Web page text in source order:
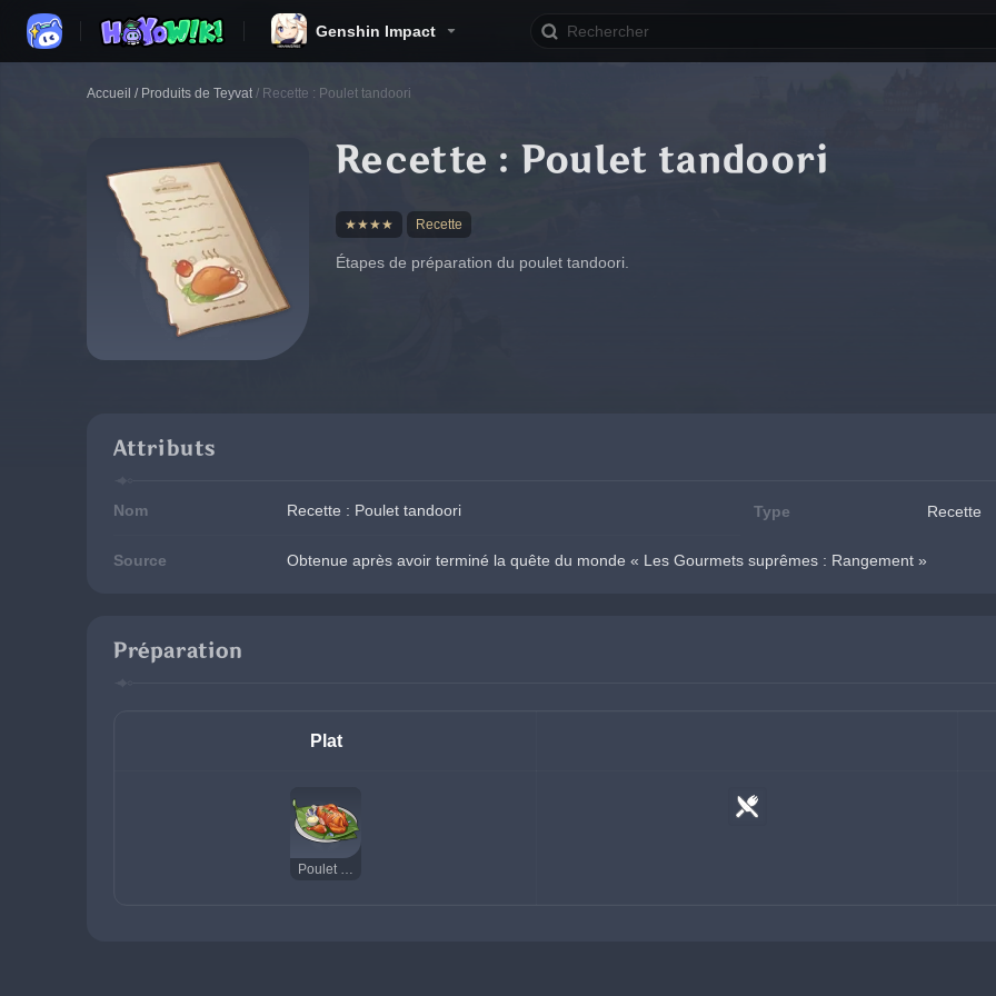
Genshin Impact
Accueil / Produits de Teyvat / Recette : Poulet tandoori
Recette : Poulet tandoori
★★★★ Recette
Étapes de préparation du poulet tandoori.
Attributs
Nom Recette : Poulet tandoori Type Recette
Source Obtenue après avoir terminé la quête du monde « Les Gourmets suprêmes : Rangement »
Préparation
Plat
Poulet tandoori